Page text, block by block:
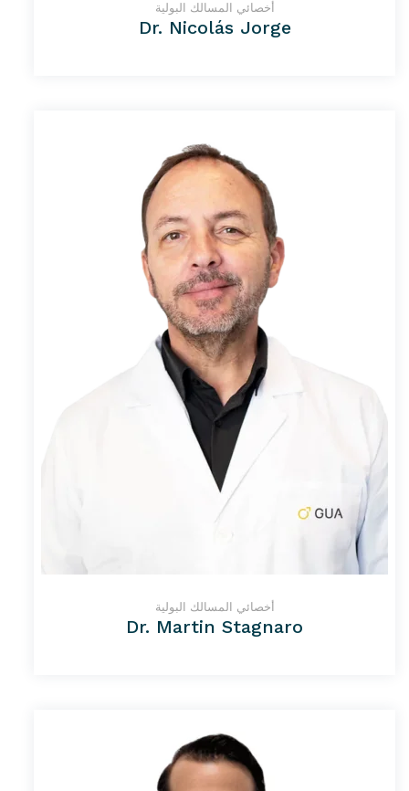
أخصائي المسالك البولية
Dr. Nicolás Jorge
أخصائي المسالك البولية
Dr. Martin Stagnaro